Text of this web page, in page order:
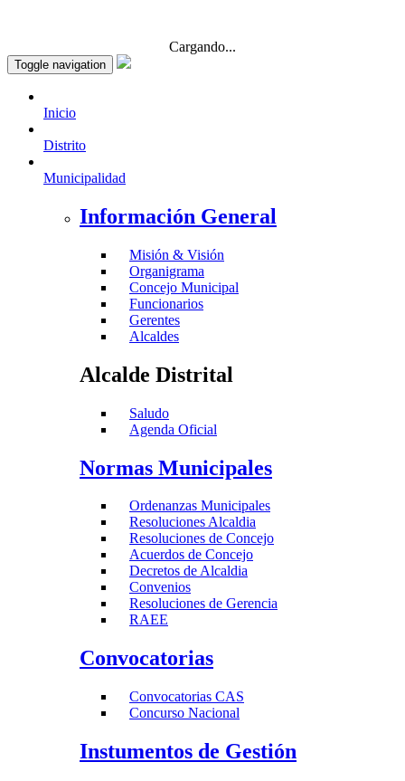
Cargando...
Toggle navigation
Inicio
Distrito
Municipalidad
Información General
Misión & Visión
Organigrama
Concejo Municipal
Funcionarios
Gerentes
Alcaldes
Alcalde Distrital
Saludo
Agenda Oficial
Normas Municipales
Ordenanzas Municipales
Resoluciones Alcaldia
Resoluciones de Concejo
Acuerdos de Concejo
Decretos de Alcaldia
Convenios
Resoluciones de Gerencia
RAEE
Convocatorias
Convocatorias CAS
Concurso Nacional
Instumentos de Gestión